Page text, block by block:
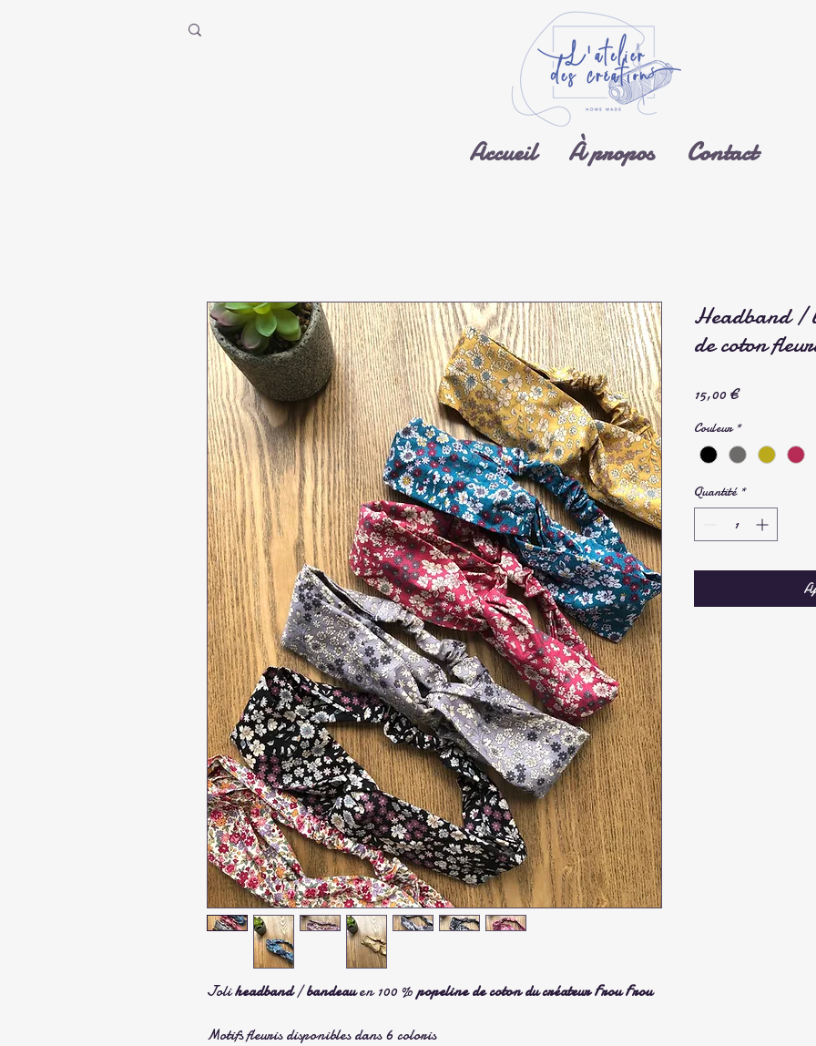
Accueil À propos Contact
Joliheadband/bandeauen 100 %popeline de coton du créateur Frou Frou
Motifs fleuris disponibles dans 6 coloris
Headband /
de coton
15,00 €Prix
Couleur *
Quantité *